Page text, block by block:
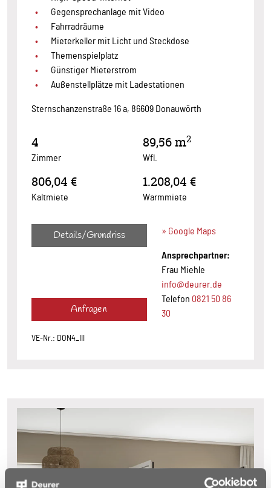
Gegensprechanlage mit Video
Fahrradräume
Mieterkeller mit Licht und Steckdose
Themenspielplatz
Günstiger Mieterstrom
Außenstellplätze mit Ladestationen
Sternschanzenstraße 16 a, 86609 Donauwörth
4
Zimmer
89,56 m2
Wfl.
806,04 €
Kaltmiete
1.208,04 €
Warmmiete
Details/Grundriss
Anfragen
» Google Maps
Ansprechpartner:
Frau Miehle
info@deurer.de
Telefon 0821 50 86
30
VE-Nr.: DON4_III